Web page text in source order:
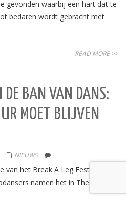
gevonden waarbij een hart dat te
bedaren wordt gebracht met
READ MORE >>
DE BAN VAN DANS:
MOET BLIJVEN
NIEUWS
het Break A Leg Festival
namen het in Theater de